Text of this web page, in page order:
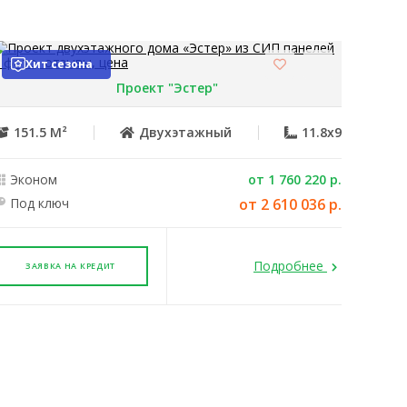
✖
✔
Хит сезона
Проект "Эстер"
151.5 М² Двухэтажный 11.8x9
Эконом
от 1 760 220 р.
Под ключ
от 2 610 036 р.
ЗАЯВКА НА КРЕДИТ Подробнее